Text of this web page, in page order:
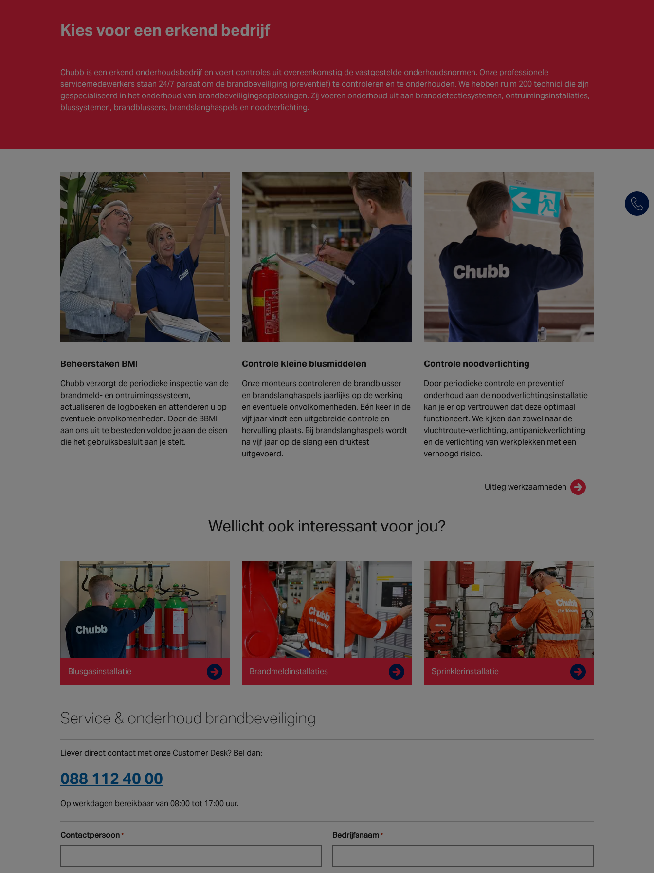
Kies voor een erkend bedrijf
Chubb is een erkend onderhoudsbedrijf en voert controles uit overeenkomstig de vastgestelde onderhoudsnormen. Onze professionele
servicemedewerkers staan 24/7 paraat om de brandbeveiliging (preventief) te controleren en te onderhouden. We hebben ruim 200 technici die zijn
gespecialiseerd in het onderhoud van brandbeveiligingsoplossingen. Zij voeren onderhoud uit aan branddetectiesystemen, ontruimingsinstallaties,
blussystemen, brandblussers, brandslanghaspels en noodverlichting.
Beheerstaken BMI
Chubb verzorgt de periodieke inspectie van de
brandmeld- en ontruimingssysteem,
actualiseren de logboeken en attenderen u op
eventuele onvolkomenheden. Door de BBMI
aan ons uit te besteden voldoe je aan de eisen
die het gebruiksbesluit aan je stelt.
Controle kleine blusmiddelen
Onze monteurs controleren de brandblusser
en brandslanghaspels jaarlijks op de werking
en eventuele onvolkomenheden. Eén keer in de
vijf jaar vindt een uitgebreide controle en
hervulling plaats. Bij brandslanghaspels wordt
na vijf jaar op de slang een druktest
uitgevoerd.
Controle noodverlichting
Door periodieke controle en preventief
onderhoud aan de noodverlichtingsinstallatie
kan je er op vertrouwen dat deze optimaal
functioneert. We kijken dan zowel naar de
vluchtroute-verlichting, antipaniekverlichting
en de verlichting van werkplekken met een
verhoogd risico.
Uitleg werkzaamheden
Wellicht ook interessant voor jou?
Blusgasinstallatie Brandmeldinstallaties Sprinklerinstallatie
Service & onderhoud brandbeveiliging
Liever direct contact met onze Customer Desk? Bel dan:
088 112 40 00
Op werkdagen bereikbaar van 08:00 tot 17:00 uur.
Contactpersoon* Bedrijfsnaam*